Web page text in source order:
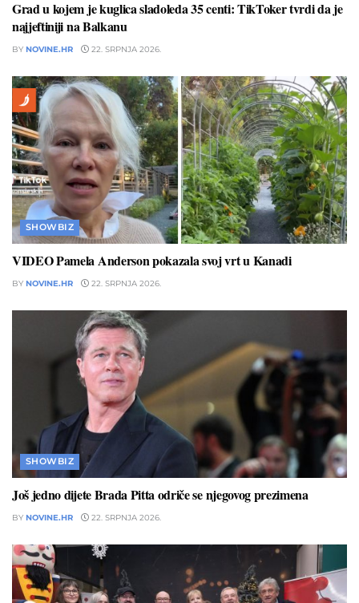
Grad u kojem je kuglica sladoleda 35 centi: TikToker tvrdi da je
najjeftiniji na Balkanu
BY NOVINE.HR 22. SRPNJA 2026.
SHOWBIZ
VIDEO Pamela Anderson pokazala svoj vrt u Kanadi
BY NOVINE.HR 22. SRPNJA 2026.
SHOWBIZ
Još jedno dijete Brada Pitta odriče se njegovog prezimena
BY NOVINE.HR 22. SRPNJA 2026.